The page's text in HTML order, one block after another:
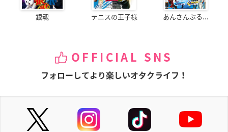
銀魂 テニスの王子様 あんさんぶる...
OFFICIAL SNS
フォローしてより楽しいオタクライフ！